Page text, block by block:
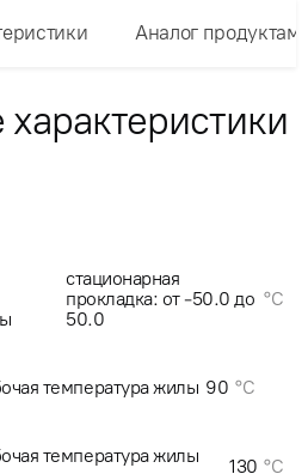
Аналог
стационарная
прокладка: от -50.0 до
50.0
°C
температура жилы 90 °C
температура жилы
130 °C